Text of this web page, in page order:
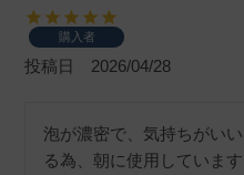
購入者
投稿日 2026/04/28
泡が濃密で、気持ちがい
る為、朝に使用しています